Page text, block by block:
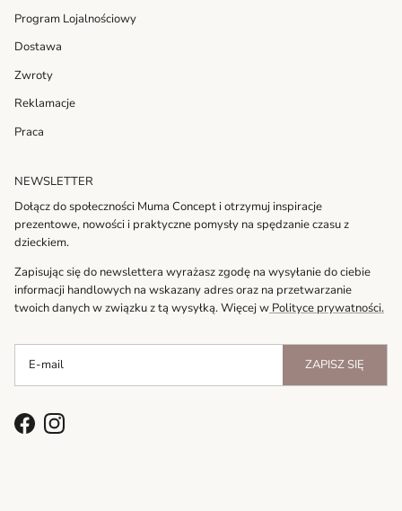
Program Lojalnościowy
Dostawa
Zwroty
Reklamacje
Praca
NEWSLETTER
Dołącz do społeczności Muma Concept i otrzymuj inspiracje
prezentowe, nowości i praktyczne pomysły na spędzanie czasu z
dzieckiem.
Zapisując się do newslettera wyrażasz zgodę na wysyłanie do ciebie
informacji handlowych na wskazany adres oraz na przetwarzanie
twoich danych w związku z tą wysyłką. Więcej w Polityce prywatności.
ZAPISZ SIĘ
FacebookInstagram